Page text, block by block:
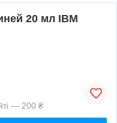
20 мл ІВМ
— 200 ₴